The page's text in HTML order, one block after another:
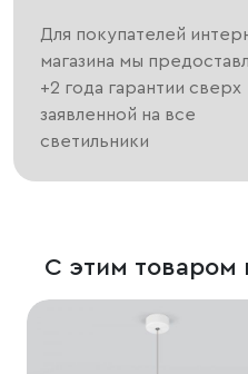
Для покупателей
магазина мы
+2 года гарантии сверх
заявленной на все
светильники
С этим товаром